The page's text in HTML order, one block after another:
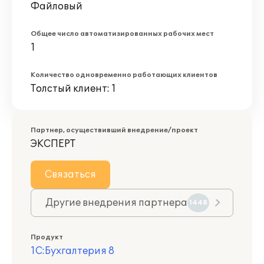
Файловый
Общее число автоматизированных рабочих мест
1
Количество одновременно работающих клиентов
Толстый клиент: 1
Партнер, осуществивший внедрение/проект
ЭКСПЕРТ
Связаться
Другие внедрения партнера 1448
Продукт
1С:Бухгалтерия 8